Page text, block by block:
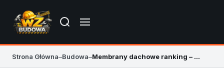
Strona Główna–Budowa– Membrany dachowe ranking – najlepsze modele 2026